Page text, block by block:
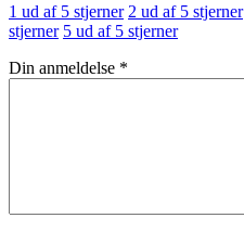
1 ud af 5 stjerner 2 ud af 5 stjerner
stjerner 5 ud af 5 stjerner
Din anmeldelse *